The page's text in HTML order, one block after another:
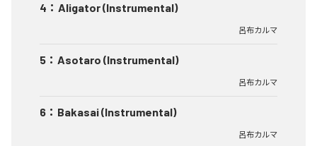
4 ： Aligator (Instrumental)
呂布カルマ
5 ： Asotaro (Instrumental)
呂布カルマ
6 ： Bakasai (Instrumental)
呂布カルマ